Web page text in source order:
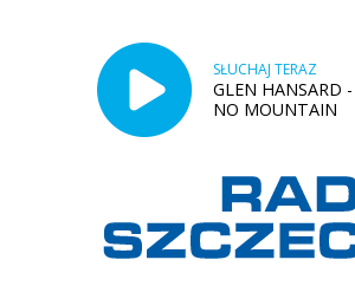
SŁUCHAJ TERAZ
GLEN HANSARD
NO MOUNTAIN